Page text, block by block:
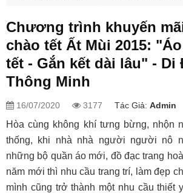
Chương trình khuyến
chào tết Ất Mùi 2015:
tết - Gắn kết dài lâu" - Di
Thông Minh
16/07/2020 3177 Tác Giả: Admin
Hòa cùng không khí tưng bừng, nhộn
thống, khi nhà nhà người người nô
những bộ quần áo mới, đồ đạc trang
năm mới thì nhu cầu trang trí, làm đẹp
mình cũng trở thành một nhu cầu thiết